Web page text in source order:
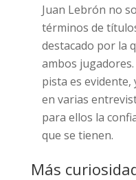
Juan Lebrón no
términos de
destacado por la
ambos
pista es evidente,
en varias
para ellos la
que se tienen.
Más